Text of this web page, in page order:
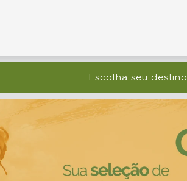
Escolha seu destino